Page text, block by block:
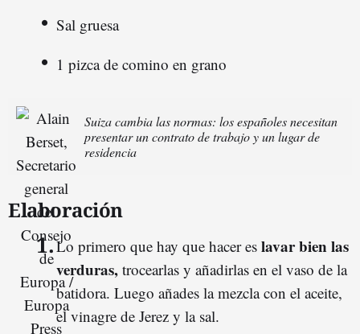
Sal gruesa
1 pizca de comino en grano
Suiza cambia las normas: los españoles necesitan
presentar un contrato de trabajo y un lugar de
residencia
Elaboración
Lo primero que hay que hacer es lavar bien las
verduras, trocearlas y añadirlas en el vaso de la
batidora. Luego añades la mezcla con el aceite,
el vinagre de Jerez y la sal.